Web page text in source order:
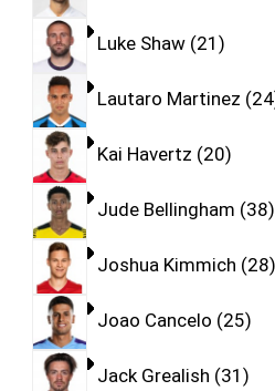
Luke Shaw 21
Lautaro Martinez 24
Kai Havertz 20
Jude Bellingham 38
Joshua Kimmich 28
Joao Cancelo 25
Jack Grealish 31